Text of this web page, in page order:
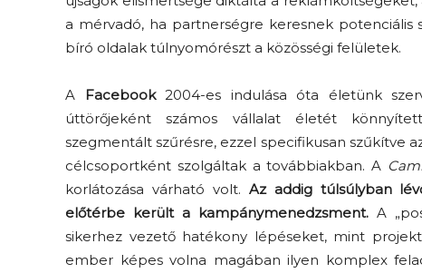
a mérvadó, ha partnerségre keresnek
bíró oldalak túlnyomórészt a közösségi felületek.
A Facebook2004-es indulása óta életünk
úttörőjeként számos vállalat életét
szegmentált szűrésre, ezzel specifikusan szűkítve
célcsoportként szolgáltak a továbbiakban. A
korlátozása várható volt. Az addig túlsúlyban
előtérbe került a kampánymenedzsment.A
sikerhez vezető hatékony lépéseket, mint
ember képes volna magában ilyen komplex